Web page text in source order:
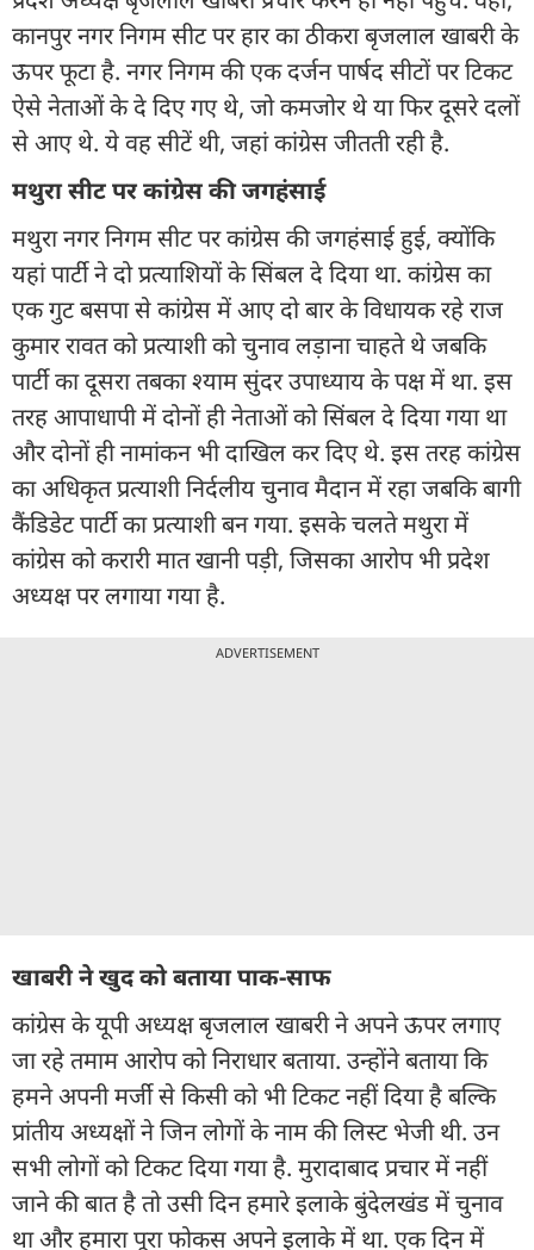
कानपुर नगर निगम सीट पर हार का ठीकरा बृजलाल खाबरी के
ऊपर फूटा है. नगर निगम की एक दर्जन पार्षद सीटों पर टिकट
ऐसे नेताओं के दे दिए गए थे, जो कमजोर थे या फिर दूसरे दलों
से आए थे. ये वह सीटें थी, जहां कांग्रेस जीतती रही है.
मथुरा सीट पर कांग्रेस की जगहंसाई
मथुरा नगर निगम सीट पर कांग्रेस की जगहंसाई हुई, क्योंकि
यहां पार्टी ने दो प्रत्याशियों के सिंबल दे दिया था. कांग्रेस का
एक गुट बसपा से कांग्रेस में आए दो बार के विधायक रहे राज
कुमार रावत को प्रत्याशी को चुनाव लड़ाना चाहते थे जबकि
पार्टी का दूसरा तबका श्याम सुंदर उपाध्याय के पक्ष में था. इस
तरह आपाधापी में दोनों ही नेताओं को सिंबल दे दिया गया था
और दोनों ही नामांकन भी दाखिल कर दिए थे. इस तरह कांग्रेस
का अधिकृत प्रत्याशी निर्दलीय चुनाव मैदान में रहा जबकि बागी
कैंडिडेट पार्टी का प्रत्याशी बन गया. इसके चलते मथुरा में
कांग्रेस को करारी मात खानी पड़ी, जिसका आरोप भी प्रदेश
अध्यक्ष पर लगाया गया है.
ADVERTISEMENT
खाबरी ने खुद को बताया पाक-साफ
कांग्रेस के यूपी अध्यक्ष बृजलाल खाबरी ने अपने ऊपर लगाए
जा रहे तमाम आरोप को निराधार बताया. उन्होंने बताया कि
हमने अपनी मर्जी से किसी को भी टिकट नहीं दिया है बल्कि
प्रांतीय अध्यक्षों ने जिन लोगों के नाम की लिस्ट भेजी थी. उन
सभी लोगों को टिकट दिया गया है. मुरादाबाद प्रचार में नहीं
जाने की बात है तो उसी दिन हमारे इलाके बुंदेलखंड में चुनाव
था और हमारा पूरा फोकस अपने इलाके में था. एक दिन में